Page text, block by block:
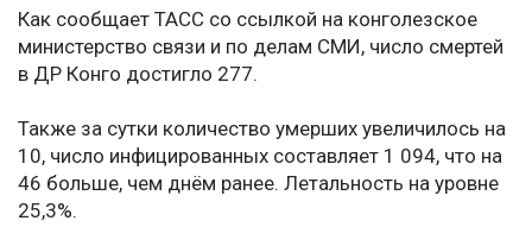
Как сообщает ТАСС со ссылкой на конголезское
министерство связи и по делам СМИ, число смертей
в ДР Конго достигло 277.
Также за сутки количество умерших увеличилось на
10, число инфицированных составляет 1 094, что на
46 больше, чем днём ранее. Летальность на уровне
25,3%.